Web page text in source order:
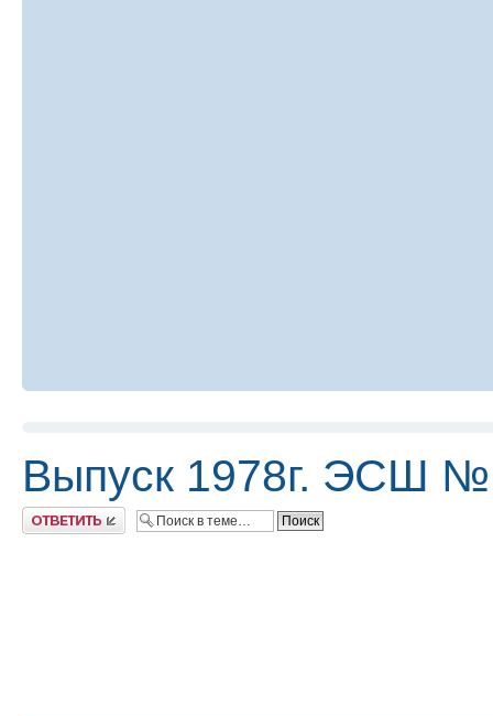
Выпуск 1978г. ЭСШ
Ответить